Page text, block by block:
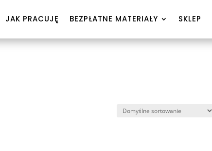
JAK PRACUJĘ BEZPŁATNE MATERIAŁY SKLEP